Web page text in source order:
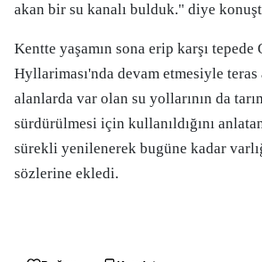
akan bir su kanalı bulduk." diye
Kentte yaşamın sona erip karşı tepede
Hyllariması'nda devam etmesiyle
alanlarda var olan su yollarının da
sürdürülmesi için kullanıldığını
sürekli yenilenerek bugüne kadar
sözlerine ekledi.